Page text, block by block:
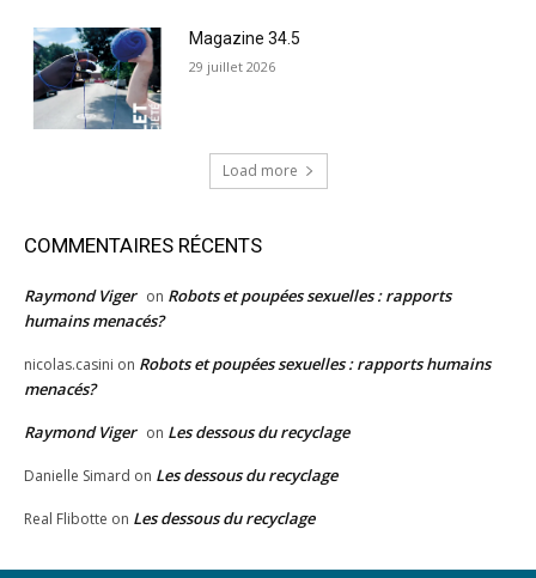
Magazine 34.5
29 juillet 2026
Load more
COMMENTAIRES RÉCENTS
Raymond Viger on Robots et poupées sexuelles : rapports
humains menacés?
nicolas.casini on Robots et poupées sexuelles : rapports humains
menacés?
Raymond Viger on Les dessous du recyclage
Danielle Simard on Les dessous du recyclage
Real Flibotte on Les dessous du recyclage